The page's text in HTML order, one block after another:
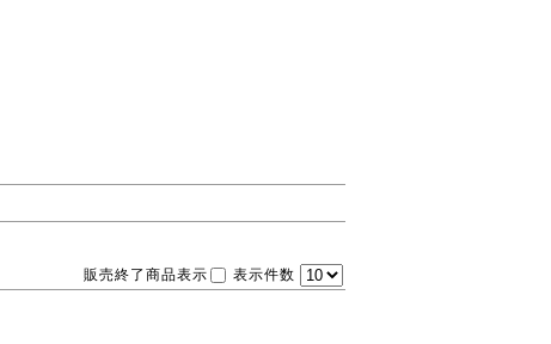
販売終了商品表示 表示件数